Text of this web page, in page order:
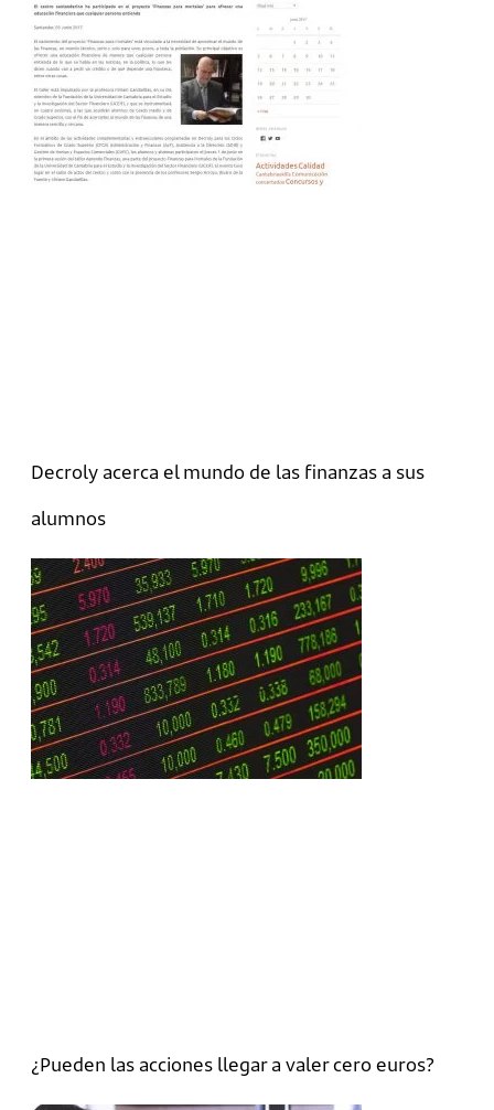
Decroly acerca el mundo de las finanzas a sus
alumnos
¿Pueden las acciones llegar a valer cero euros?